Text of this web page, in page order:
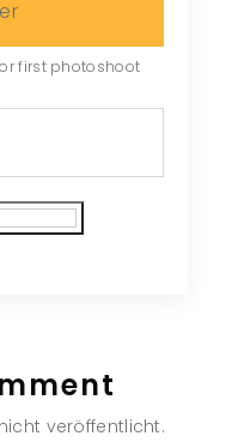
first photoshoot
veröffentlicht.